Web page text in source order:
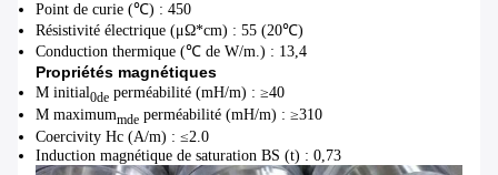
Point de curie (℃) : 450
Résistivité électrique (μΩ*cm) : 55 (20℃)
Conduction thermique (℃ de W/m.) : 13,4
Propriétés magnétiques
Μ initial0de perméabilité (mH/m) : ≥40
Μ maximummde perméabilité (mH/m) : ≥310
Coercivity Hc (A/m) : ≤2.0
Induction magnétique de saturation BS (t) : 0,73